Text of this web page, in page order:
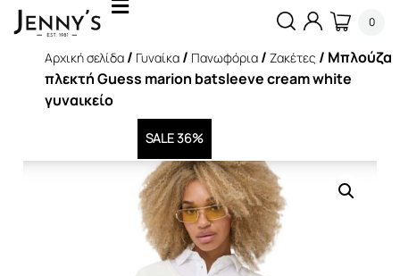
0
Αρχική σελίδα / Γυναίκα / Πανωφόρια / Ζακέτες / Μπλούζα
πλεκτή Guess marion batsleeve cream white
γυναικείο
SALE 36%